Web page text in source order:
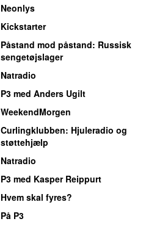
Neonlys
Kickstarter
Påstand mod påstand: Russisk
sengetøjslager
Natradio
P3 med Anders Ugilt
WeekendMorgen
Curlingklubben: Hjuleradio og
støttehjælp
Natradio
P3 med Kasper Reippurt
Hvem skal fyres?
På P3